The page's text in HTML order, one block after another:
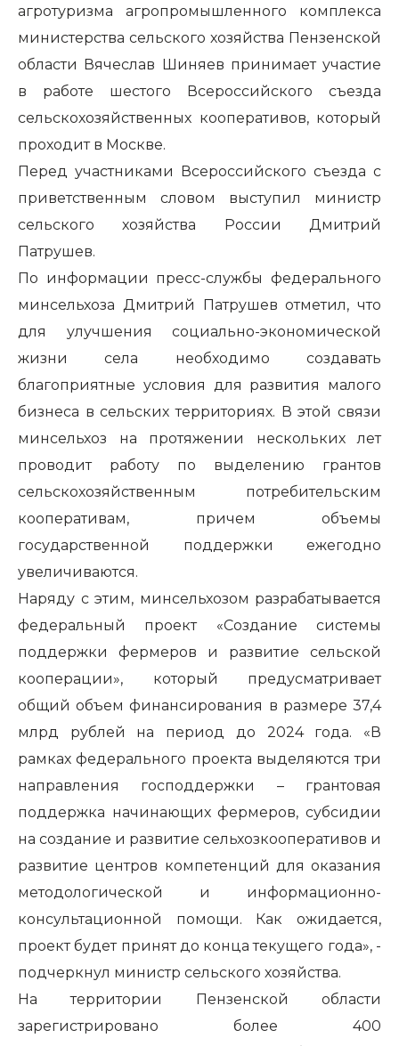
агротуризма агропромышленного комплекса
министерства сельского хозяйства Пензенской
области Вячеслав Шиняев принимает участие
в работе шестого Всероссийского съезда
сельскохозяйственных кооперативов, который
проходит в Москве.
Перед участниками Всероссийского съезда с
приветственным словом выступил министр
сельского хозяйства России Дмитрий
Патрушев.
По информации пресс-службы федерального
минсельхоза Дмитрий Патрушев отметил, что
для улучшения социально-экономической
жизни села необходимо создавать
благоприятные условия для развития малого
бизнеса в сельских территориях. В этой связи
минсельхоз на протяжении нескольких лет
проводит работу по выделению грантов
сельскохозяйственным потребительским
кооперативам, причем объемы
государственной поддержки ежегодно
увеличиваются.
Наряду с этим, минсельхозом разрабатывается
федеральный проект «Создание системы
поддержки фермеров и развитие сельской
кооперации», который предусматривает
общий объем финансирования в размере 37,4
млрд рублей на период до 2024 года. «В
рамках федерального проекта выделяются три
направления господдержки – грантовая
поддержка начинающих фермеров, субсидии
на создание и развитие сельхозкооперативов и
развитие центров компетенций для оказания
методологической и информационно-
консультационной помощи. Как ожидается,
проект будет принят до конца текущего года», -
подчеркнул министр сельского хозяйства.
На территории Пензенской области
зарегистрировано более 400